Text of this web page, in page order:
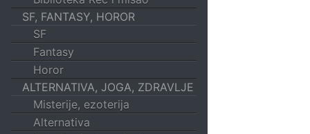
SF, FANTASY, HOROR
SF
Fantasy
Horor
ALTERNATIVA, JOGA, ZDRAVLJE
Misterije, ezoterija
Alternativa